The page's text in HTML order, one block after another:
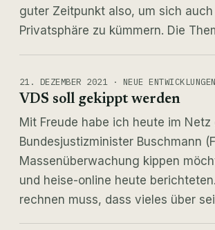
guter Zeitpunkt also, um sich
Privatsphäre zu kümmern. Die
21. DEZEMBER 2021 · NEUE ENTWICKLUNGEN
VDS soll gekippt werden
Mit Freude habe ich heute im
Bundesjustizminister Buschmann
Massenüberwachung kippen
und heise-online heute
rechnen muss, dass vieles über